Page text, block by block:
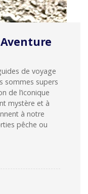
de voyage
sommes supers
de l’iconique
mystère et à
à notre
pêche ou